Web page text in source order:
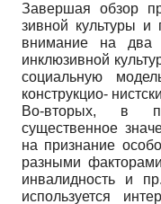
Завершая обзор
зивной культуры и
внимание на два
инклю­зивной
социальную
конструкцио-
Во-вторых, в
существенное
на признание
разными
инвалидность и
используется